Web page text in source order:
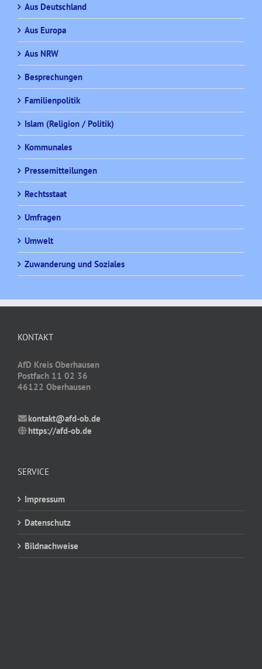
Aus Deutschland
Aus Europa
Aus NRW
Besprechungen
Familienpolitik
Islam (Religion / Politik)
Kommunales
Pressemitteilungen
Rechtsstaat
Umfragen
Umwelt
Zuwanderung und Soziales
KONTAKT
AfD Kreis Oberhausen
Postfach 11 02 36
46122 Oberhausen
kontakt@afd-ob.de
https://afd-ob.de
SERVICE
Impressum
Datenschutz
Bildnachweise